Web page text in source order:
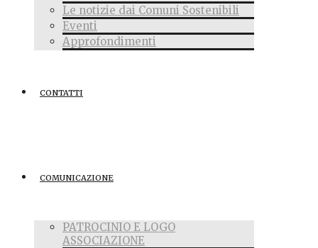
Le notizie dai Comuni Sostenibili
Eventi
Approfondimenti
CONTATTI
COMUNICAZIONE
PATROCINIO E LOGO
ASSOCIAZIONE